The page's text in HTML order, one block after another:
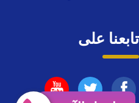
تابعنا على
تابعنا تابعنا تابعنا